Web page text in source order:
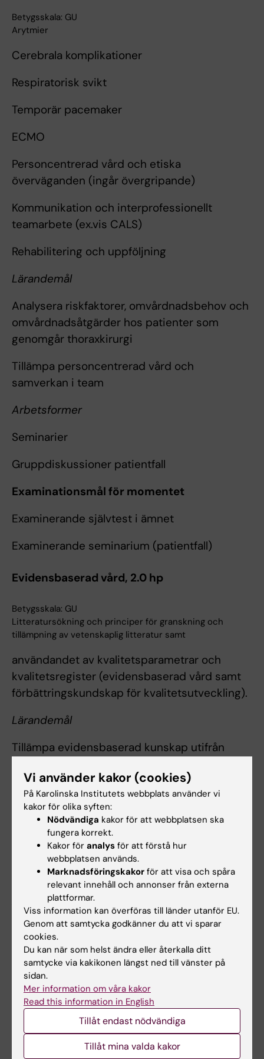
Betygsskala: GU
Arytmier
Cerebrala komplikationer
Respiratorisk svikt
Temporär pacemaker
ECMO
Personcentrerad vård och etiska
överväganden (ingår övergripande)
Kommunikation och interprofessionellt
teamarbete (ex.vis CALS)
Rehabilitering och uppföljning
Lärandemål
Analysera riskfaktorer, omvårdnadsbehov och
omvårdnadsåtgärder hos patienter som
genomgår thoraxkirurgi
Tillämpa personcentrerad vård och
samverkan i team
Arbetsformer
Seminarier
Gruppdiskussioner patientfall
Examinationsmål för momentet
Examinerande självtest i ämnet
Examinerande seminarium (patientfall)
Evidensbaserad vård, 2.0 hp
Betygsskala: GU
Litteratursökning och principer för granskning och
tillämpning av vetenskaplig litteratur samt
användandet av kvalitetsparametrar och
kvalitetsregister (evidensbaserad vård samt
förbättringskundskap för kvalitetsutveckling).
Lärandemål
Tillämpa evidensbaserad kunskap utifrån
omvårdnad
Använda vetenskaplig litteratur och/eller
styrdokument, kvalitetsparametrar och
kvalitetsregister som stöd i resonemang kring
utveckling av omvårdnad i den egna
verksamheten
Arbetsformer
Seminarier
Grupparbete
Examinationsmål för momentet
Utarbeta ett PM för ett tänkt
förbättringsarbete/riktlinje utifrån aktuell
forskning vilket utformas som en skriftlig
Vi använder kakor (cookies)
På Karolinska Institutets webbplats använder vi
kakor för olika syften:
Nödvändiga kakor för att webbplatsen ska
fungera korrekt.
Kakor för analys för att förstå hur
webbplatsen används.
Marknadsföringskakor för att visa och spåra
relevant innehåll och annonser från externa
plattformar.
Viss information kan överföras till länder utanför EU.
Genom att samtycka godkänner du att vi sparar
cookies.
Du kan när som helst ändra eller återkalla ditt
samtycke via kakikonen längst ned till vänster på
sidan.
Mer information om våra kakor
Read this information in English
Tillåt endast nödvändiga
Tillåt mina valda kakor